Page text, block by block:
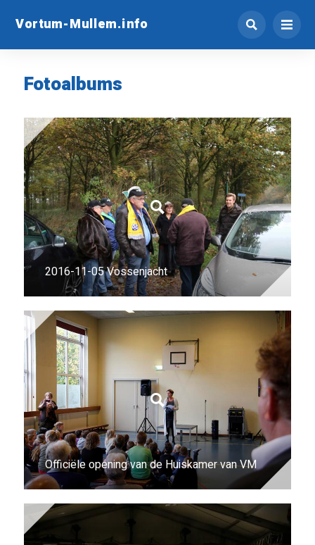
Vortum-Mullem.info
Fotoalbums
2016-11-05 Vossenjacht
Officiële opening van de Huiskamer van VM